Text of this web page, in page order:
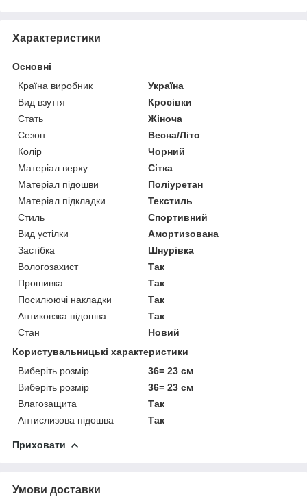
Характеристики
Основні
Країна виробник
Україна
Вид взуття
Кросівки
Стать
Жіноча
Сезон
Весна/Літо
Колір
Чорний
Матеріал верху
Сітка
Матеріал підошви
Поліуретан
Матеріал підкладки
Текстиль
Стиль
Спортивний
Вид устілки
Амортизована
Застібка
Шнурівка
Вологозахист
Так
Прошивка
Так
Посилюючі накладки
Так
Антиковзка підошва
Так
Стан
Новий
Користувальницькі характеристики
Виберіть розмір
36= 23 см
Виберіть розмір
36= 23 см
Влагозащита
Так
Антислизова підошва
Так
Приховати
Умови доставки